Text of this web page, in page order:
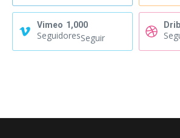
Vimeo 1,000
SeguidoresSeguir